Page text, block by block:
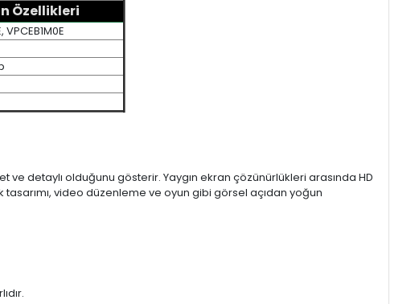
Özellikleri
detaylı olduğunu gösterir. Yaygın ekran çözünürlükleri arasında HD
tasarımı, video düzenleme ve oyun gibi görsel açıdan yoğun